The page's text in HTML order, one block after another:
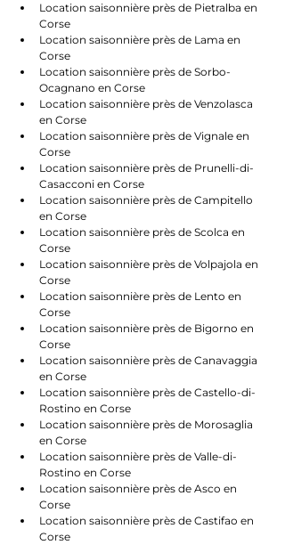
Location saisonnière près de Pietralba en
Corse
Location saisonnière près de Lama en
Corse
Location saisonnière près de Sorbo-
Ocagnano en Corse
Location saisonnière près de Venzolasca
en Corse
Location saisonnière près de Vignale en
Corse
Location saisonnière près de Prunelli-di-
Casacconi en Corse
Location saisonnière près de Campitello
en Corse
Location saisonnière près de Scolca en
Corse
Location saisonnière près de Volpajola en
Corse
Location saisonnière près de Lento en
Corse
Location saisonnière près de Bigorno en
Corse
Location saisonnière près de Canavaggia
en Corse
Location saisonnière près de Castello-di-
Rostino en Corse
Location saisonnière près de Morosaglia
en Corse
Location saisonnière près de Valle-di-
Rostino en Corse
Location saisonnière près de Asco en
Corse
Location saisonnière près de Castifao en
Corse